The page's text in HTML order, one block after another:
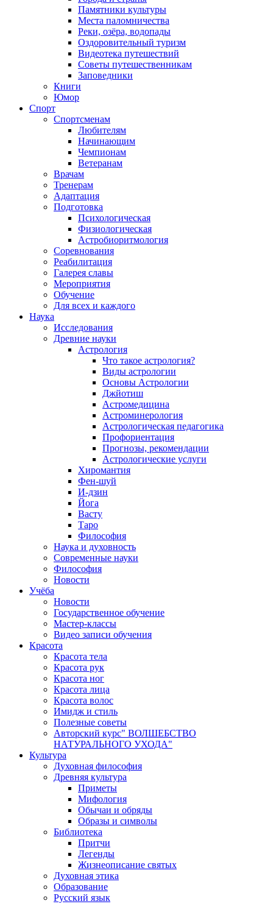
Памятники культуры
Места паломничества
Реки, озёра, водопады
Оздоровительный туризм
Видеотека путешествий
Советы путешественникам
Заповедники
Книги
Юмор
Спорт
Спортсменам
Любителям
Начинающим
Чемпионам
Ветеранам
Врачам
Тренерам
Адаптация
Подготовка
Психологическая
Физиологическая
Астробиоритмология
Соревнования
Реабилитация
Галерея славы
Мероприятия
Обучение
Для всех и каждого
Наука
Исследования
Древние науки
Астрология
Что такое астрология?
Виды астрологии
Основы Астрологии
Джйотиш
Астромедицина
Астроминерология
Астрологическая педагогика
Профориентация
Прогнозы, рекомендации
Астрологические услуги
Хиромантия
Фен-шуй
И-дзин
Йога
Васту
Таро
Философия
Наука и духовность
Современные науки
Философия
Новости
Учёба
Новости
Государственное обучение
Мастер-классы
Видео записи обучения
Красота
Красота тела
Красота рук
Красота ног
Красота лица
Красота волос
Имидж и стиль
Полезные советы
Авторский курс" ВОЛШЕБСТВО
НАТУРАЛЬНОГО УХОДА"
Культура
Духовная философия
Древняя культура
Приметы
Мифология
Обычаи и обряды
Образы и символы
Библиотека
Притчи
Легенды
Жизнеописание святых
Духовная этика
Образование
Русский язык